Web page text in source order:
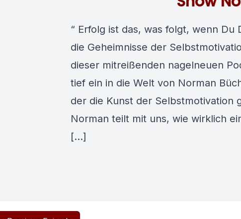
“ Erfolg ist das, was folgt, wenn Du
die Geheimnisse der
dieser mitreißenden nagelneuen
tief ein in die Welt von Norman
der die Kunst der Selbstmotivation
Norman teilt mit uns, wie wirklich
[…]